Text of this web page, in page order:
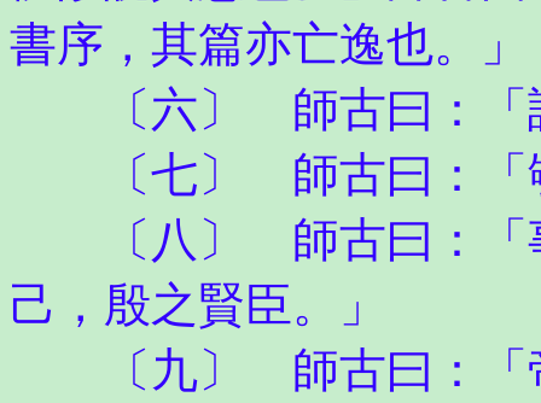
書序，其篇亦亡逸也。」
〔六〕 師古曰：「
〔七〕 師古曰：「
〔八〕 師古曰：「事
己，殷之賢臣。」
〔九〕 師古曰：「帝